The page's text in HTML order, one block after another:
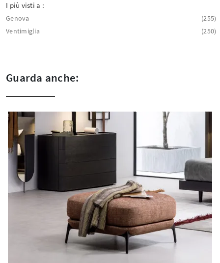
I più visti a :
Genova
255
Ventimiglia
250
Guarda anche: